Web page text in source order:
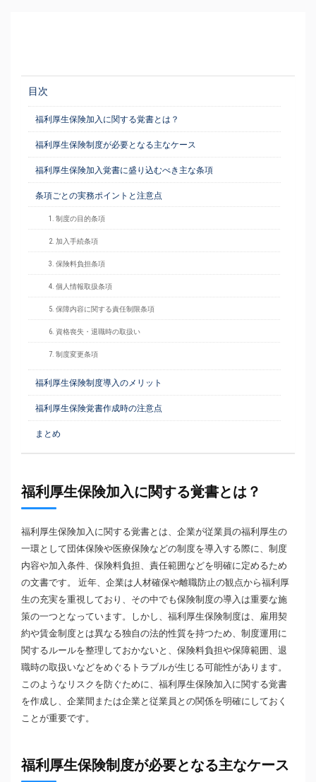
目次
福利厚生保険加入に関する覚書とは？
福利厚生保険制度が必要となる主なケース
福利厚生保険加入覚書に盛り込むべき主な条項
条項ごとの実務ポイントと注意点
1. 制度の目的条項
2. 加入手続条項
3. 保険料負担条項
4. 個人情報取扱条項
5. 保障内容に関する責任制限条項
6. 資格喪失・退職時の取扱い
7. 制度変更条項
福利厚生保険制度導入のメリット
福利厚生保険覚書作成時の注意点
まとめ
福利厚生保険加入に関する覚書とは？
福利厚生保険加入に関する覚書とは、企業が従業員の福利厚生の
一環として団体保険や医療保険などの制度を導入する際に、制度
内容や加入条件、保険料負担、責任範囲などを明確に定めるため
の文書です。 近年、企業は人材確保や離職防止の観点から福利厚
生の充実を重視しており、その中でも保険制度の導入は重要な施
策の一つとなっています。しかし、福利厚生保険制度は、雇用契
約や賃金制度とは異なる独自の法的性質を持つため、制度運用に
関するルールを整理しておかないと、保険料負担や保障範囲、退
職時の取扱いなどをめぐるトラブルが生じる可能性があります。
このようなリスクを防ぐために、福利厚生保険加入に関する覚書
を作成し、企業間または企業と従業員との関係を明確にしておく
ことが重要です。
福利厚生保険制度が必要となる主なケース